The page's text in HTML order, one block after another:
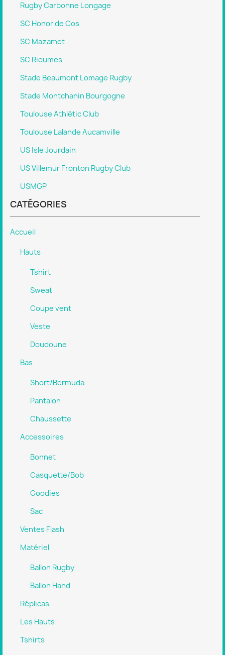
Rugby Carbonne Longage
SC Honor de Cos
SC Mazamet
SC Rieumes
Stade Beaumont Lomage Rugby
Stade Montchanin Bourgogne
Toulouse Athlétic Club
Toulouse Lalande Aucamville
US Isle Jourdain
US Villemur Fronton Rugby Club
USMGP
CATÉGORIES
Accueil
Hauts
Tshirt
Sweat
Coupe vent
Veste
Doudoune
Bas
Short/Bermuda
Pantalon
Chaussette
Accessoires
Bonnet
Casquette/Bob
Goodies
Sac
Ventes Flash
Matériel
Ballon Rugby
Ballon Hand
Réplicas
Les Hauts
Tshirts